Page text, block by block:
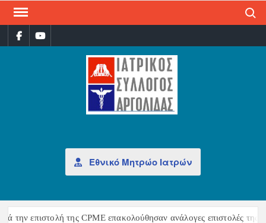
Εθνικό Μητρώο Ιατρών
την επιστολή της CPME επακολούθησαν ανάλογες επιστολές της